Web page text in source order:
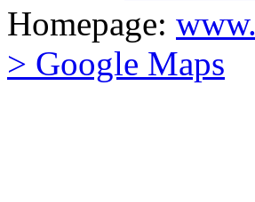
Homepage:
> Google Maps